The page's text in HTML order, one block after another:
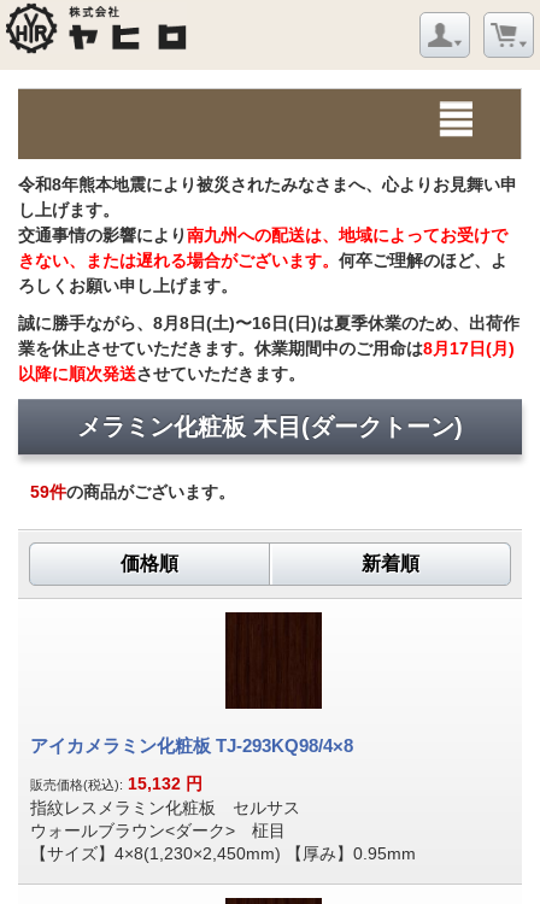
令和8年熊本地震により被災されたみなさまへ、心よりお見舞い申
し上げます。
交通事情の影響により南九州への配送は、地域によってお受けで
きない、または遅れる場合がございます。 何卒ご理解のほど、よ
ろしくお願い申し上げます。
誠に勝手ながら、8月8日(土)〜16日(日)は夏季休業のため、出荷作
業を休止させていただきます。休業期間中のご用命は8月17日(月)
以降に順次発送させていただきます。
メラミン化粧板 木目(ダークトーン)
59件の商品がございます。
価格順 新着順
アイカメラミン化粧板 TJ-293KQ98/4×8
販売価格(税込): 15,132 円
指紋レスメラミン化粧板 セルサス
ウォールブラウン<ダーク> 柾目
【サイズ】4×8(1,230×2,450mm) 【厚み】0.95mm